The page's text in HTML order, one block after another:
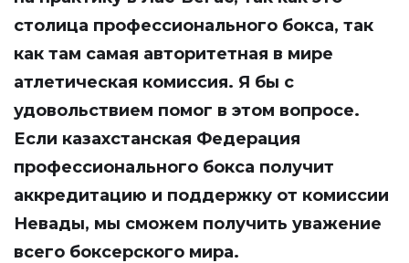
столица профессионального бокса, так
как там самая авторитетная в мире
атлетическая комиссия. Я бы с
удовольствием помог в этом вопросе.
Если казахстанская Федерация
профессионального бокса получит
аккредитацию и поддержку от комиссии
Невады, мы сможем получить уважение
всего боксерского мира.